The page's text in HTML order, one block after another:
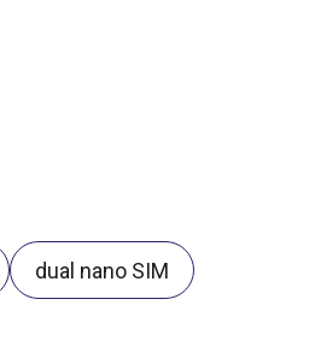
dual nano SIM